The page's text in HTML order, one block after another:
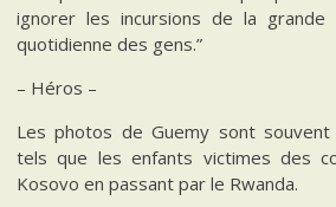
ignorer les incursions de la grande
quotidienne des gens.”
– Héros –
Les photos de Guemy sont
tels que les enfants victimes des
Kosovo en passant par le Rwanda.